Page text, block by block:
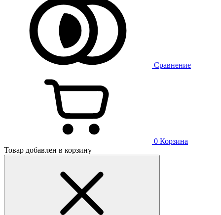
Сравнение
0 Корзина
Товар добавлен в корзину